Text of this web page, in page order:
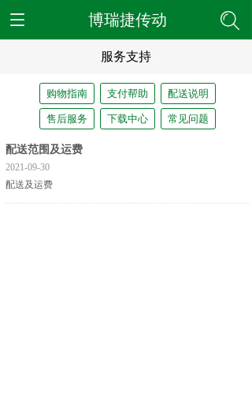
服务支持
购物指南 支付帮助 配送说明
售后服务 下载中心 常见问题
配送范围及运费
2021-09-30
配送及运费
博瑞捷传动